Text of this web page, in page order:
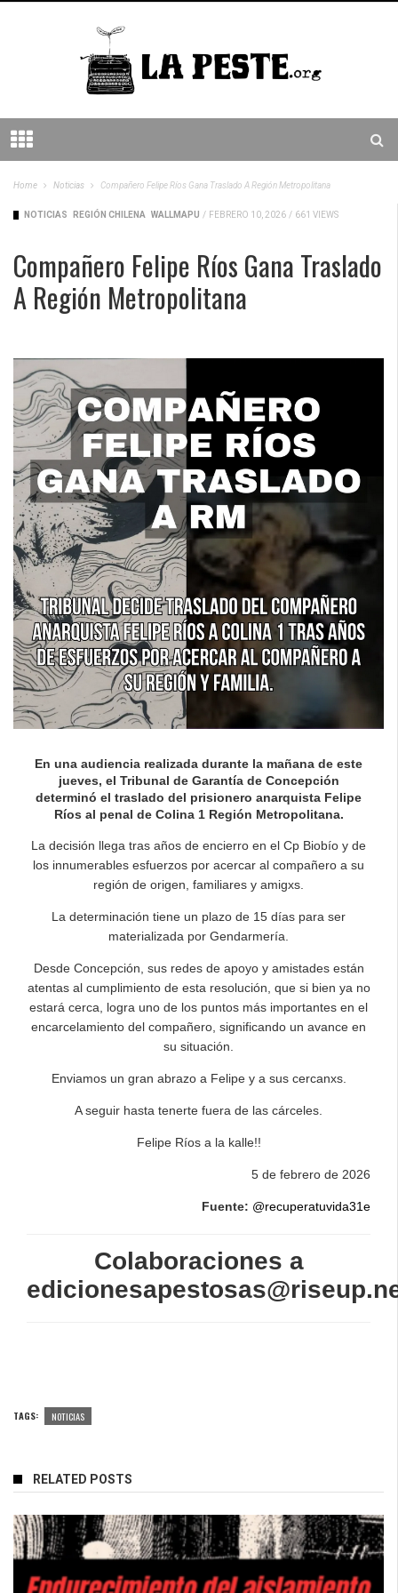
Home Noticias Compañero Felipe Ríos Gana Traslado A Región Metropolitana
NOTICIAS REGIÓN CHILENA WALLMAPU / FEBRERO 10, 2026 / 661 VIEWS
Compañero Felipe Ríos Gana Traslado
A Región Metropolitana
En una audiencia realizada durante la mañana de este
jueves, el Tribunal de Garantía de Concepción
determinó el traslado del prisionero anarquista Felipe
Ríos al penal de Colina 1 Región Metropolitana.
La decisión llega tras años de encierro en el Cp Biobío y de
los innumerables esfuerzos por acercar al compañero a su
región de origen, familiares y amigxs.
La determinación tiene un plazo de 15 días para ser
materializada por Gendarmería.
Desde Concepción, sus redes de apoyo y amistades están
atentas al cumplimiento de esta resolución, que si bien ya no
estará cerca, logra uno de los puntos más importantes en el
encarcelamiento del compañero, significando un avance en
su situación.
Enviamos un gran abrazo a Felipe y a sus cercanxs.
A seguir hasta tenerte fuera de las cárceles.
Felipe Ríos a la kalle!!
5 de febrero de 2026
Fuente: @recuperatuvida31e
Colaboraciones a
TAGS: NOTICIAS
RELATED POSTS